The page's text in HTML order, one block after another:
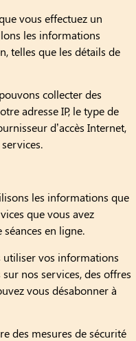
vous effectuez un
les informations
telles que les détails de
collecter des
adresse IP, le type de
d’accès Internet,
les informations que
que vous avez
en ligne.
utiliser vos informations
nos services, des offres
vous désabonner à
des mesures de sécurité